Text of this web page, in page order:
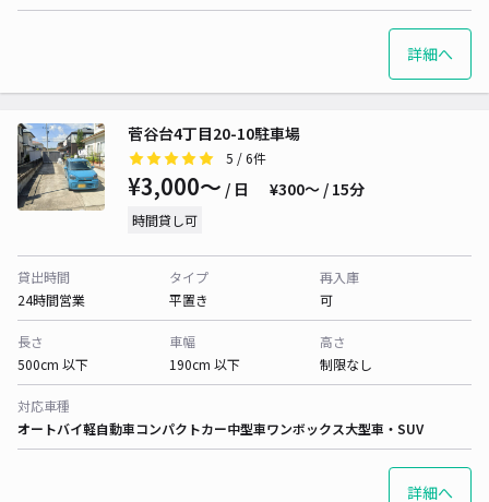
詳細へ
菅谷台4丁目20-10駐車場
5 / 6件
¥3,000〜 / 日 ¥300〜 / 15分
時間貸し可
貸出時間
24時間営業
タイプ
平置き
再入庫
可
長さ
500cm 以下
車幅
190cm 以下
高さ
制限なし
対応車種
オートバイ軽自動車コンパクトカー中型車ワンボックス大型車・SUV
詳細へ